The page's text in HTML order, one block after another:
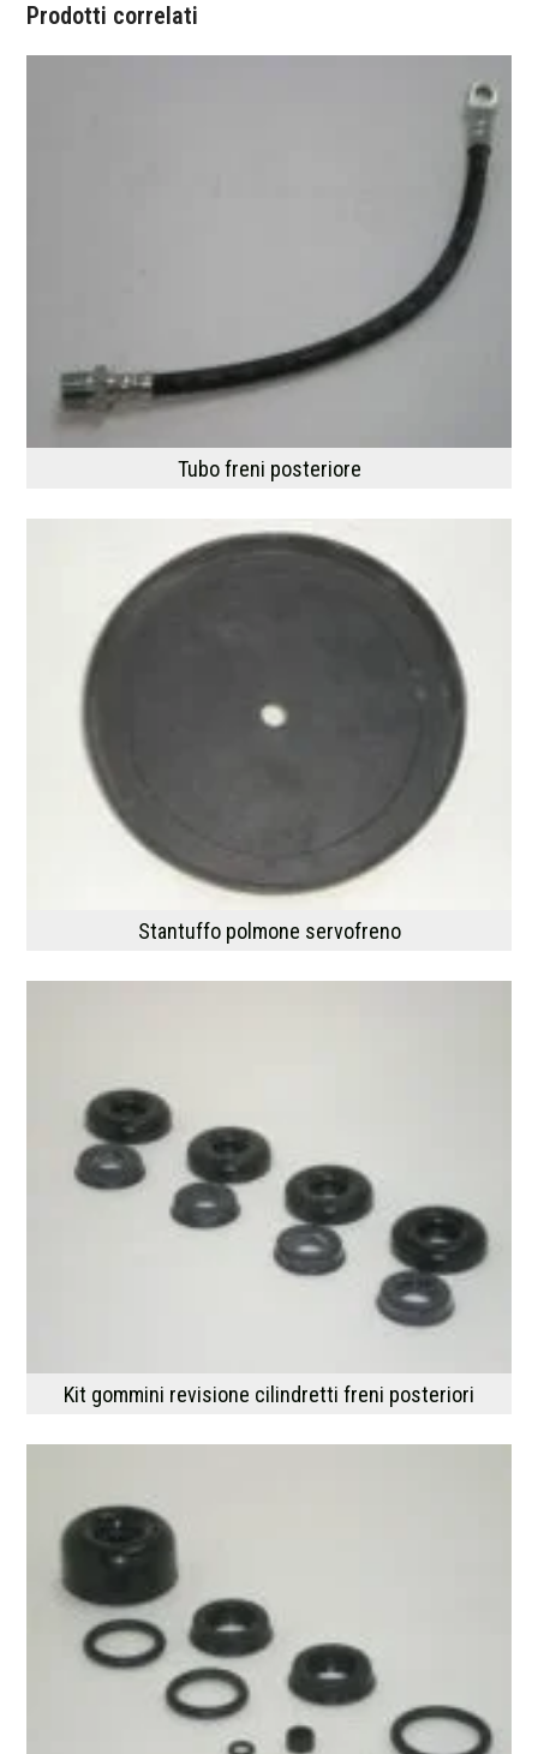
Prodotti correlati
Tubo freni posteriore
Stantuffo polmone servofreno
Kit gommini revisione cilindretti freni posteriori